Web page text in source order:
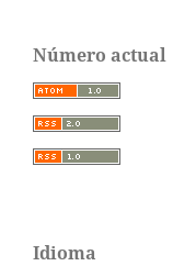
Número actual
Idioma